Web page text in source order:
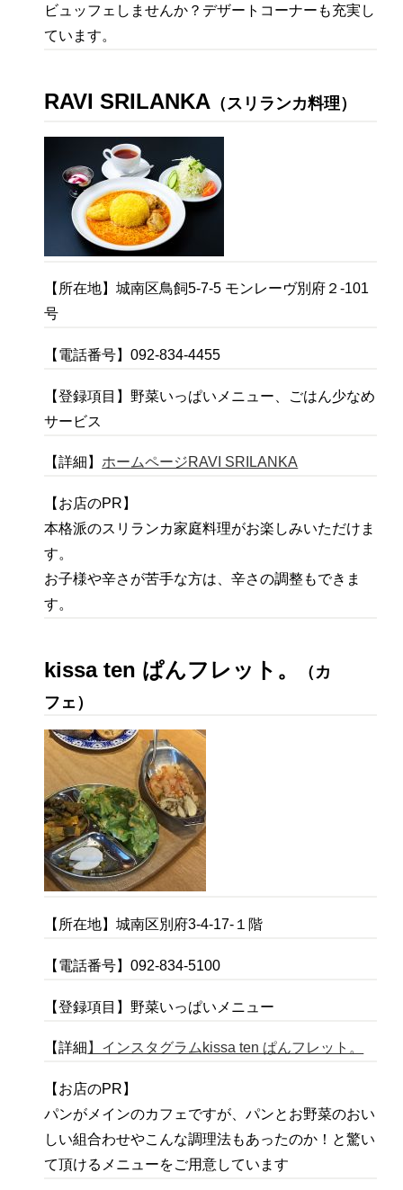
ビュッフェしませんか？デザートコーナーも充実し
ています。
RAVI SRILANKA （スリランカ料理）
【所在地】城南区鳥飼5-7-5 モンレーヴ別府２-101
号
【電話番号】092-834-4455
【登録項目】野菜いっぱいメニュー、ごはん少なめ
サービス
【詳細】 ホームページRAVI SRILANKA
【お店のPR】
本格派のスリランカ家庭料理がお楽しみいただけま
す。
お子様や辛さが苦手な方は、辛さの調整もできま
す。
kissa ten ぱんフレット。 （カ
フェ）
【所在地】城南区別府3-4-17-１階
【電話番号】092-834-5100
【登録項目】野菜いっぱいメニュー
【詳細 】インスタグラムkissa ten ぱんフレット。
【お店のPR】
パンがメインのカフェですが、パンとお野菜のおい
しい組合わせやこんな調理法もあったのか！と驚い
て頂けるメニューをご用意しています